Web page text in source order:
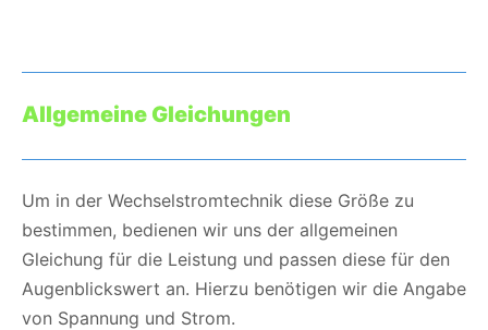
Allgemeine Gleichungen
Um in der Wechselstromtechnik diese Größe zu
bestimmen, bedienen wir uns der allgemeinen
Gleichung für die Leistung und passen diese für den
Augenblickswert an. Hierzu benötigen wir die Angabe
von Spannung und Strom.